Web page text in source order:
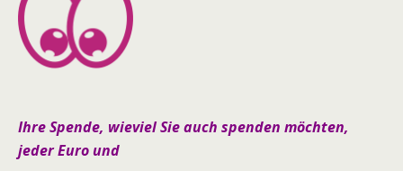
Ihre Spende, wieviel Sie auch spenden möchten,
jeder Euro und